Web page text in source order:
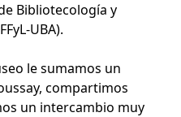
Bibliotecología y
UBA).
le sumamos un
compartimos
un intercambio muy